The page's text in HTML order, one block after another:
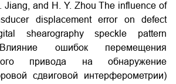
Jiang, and H. Y. Zhou The influence of
displacement error on defect
shearography speckle pattern
ошибок перемещения
привода на обнаружение
сдвиговой интерферометрии)